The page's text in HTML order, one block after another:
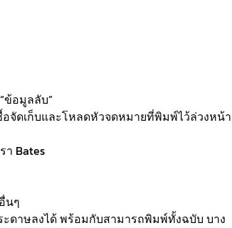
ข้อมูลลับ”
จัดเก็บและโหลดหัวจดหมายที่พิมพ์ไว้ล่วงหน้า
Bates
นๆ
ดาษลงได้ พร้อมกับสามารถพิมพ์ทั้งฉบับ บาง